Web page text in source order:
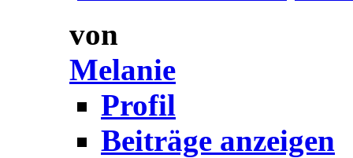
von
Melanie
Profil
Beiträge anzeigen